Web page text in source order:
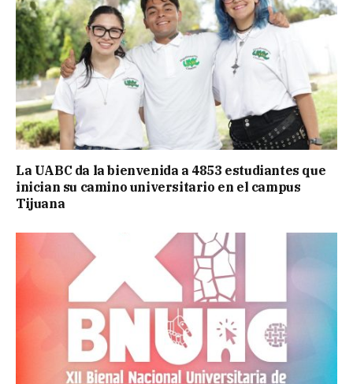
La UABC da la bienvenida a 4853 estudiantes que
inician su camino universitario en el campus
Tijuana